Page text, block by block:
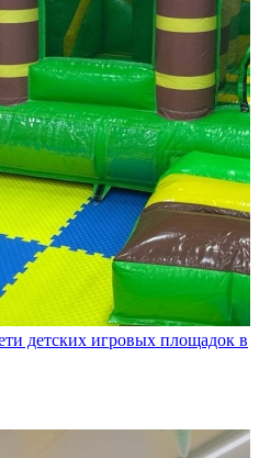
детских игровых площадок в